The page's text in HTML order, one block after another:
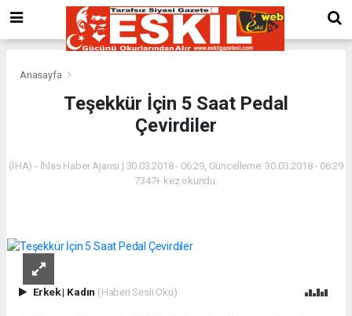
Anasayfa
Teşekkür İçin 5 Saat Pedal
Çevirdiler
(İHA) - İhlas Haber Ajansı | 30.03.2018 - 06:29, Güncelleme: 30.03.2018 - 06:29
7347+ kez okundu.
Erkek| Kadın (Haberi Sesli Oku)